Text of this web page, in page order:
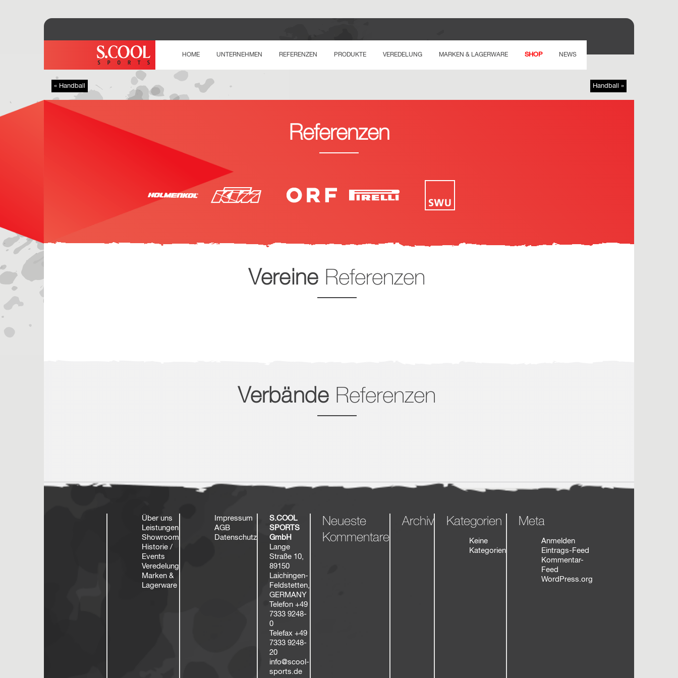
HOME UNTERNEHMEN REFERENZEN PRODUKTE VEREDELUNG MARKEN & LAGERWARE SHOP NEWS
Handball »
« Handball
Referenzen
Vereine Referenzen
Verbände Referenzen
Über uns
Leistungen
Showroom
Historie /
Events
Veredelung
Marken &
Lagerware
Impressum
AGB
Datenschutz
S.COOL
SPORTS
GmbH
Lange
Straße 10,
89150
Laichingen-
Feldstetten,
GERMANY
Telefon +49
7333 9248-
0
Telefax +49
7333 9248-
20
info@scool-
sports.de
Neueste
Kommentare
Archiv Kategorien
Keine
Kategorien
Meta
Anmelden
Eintrags-Feed
Kommentar-
Feed
WordPress.org